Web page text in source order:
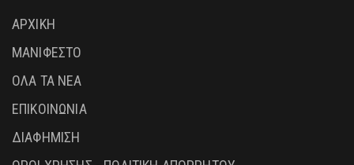
ΑΡΧΙΚΗ
ΜΑΝΙΦΕΣΤΟ
ΟΛΑ ΤΑ ΝΕΑ
ΕΠΙΚΟΙΝΩΝΙΑ
ΔΙΑΦΗΜΙΣΗ